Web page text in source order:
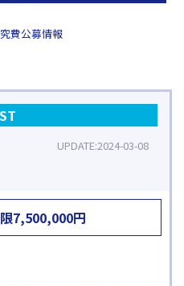
費公募情報
UPDATE2024-03-08
7,500,000円